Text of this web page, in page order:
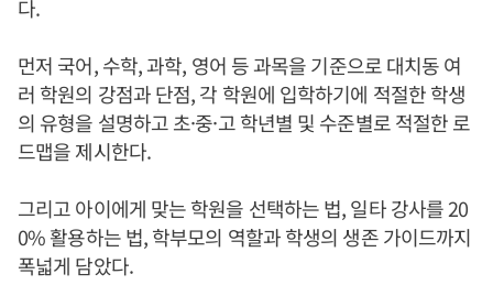
다.
먼저 국어, 수학, 과학, 영어 등 과목을 기준으로 대치동 여
러 학원의 강점과 단점, 각 학원에 입학하기에 적절한 학생
의 유형을 설명하고 초·중·고 학년별 및 수준별로 적절한 로
드맵을 제시한다.
그리고 아이에게 맞는 학원을 선택하는 법, 일타 강사를 20
0% 활용하는 법, 학부모의 역할과 학생의 생존 가이드까지
폭넓게 담았다.